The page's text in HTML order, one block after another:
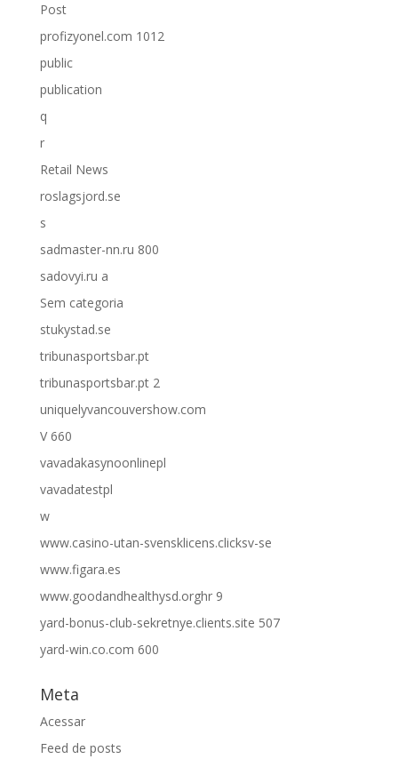
Post
profizyonel.com 1012
public
publication
q
r
Retail News
roslagsjord.se
s
sadmaster-nn.ru 800
sadovyi.ru a
Sem categoria
stukystad.se
tribunasportsbar.pt
tribunasportsbar.pt 2
uniquelyvancouvershow.com
V 660
vavadakasynoonlinepl
vavadatestpl
w
www.casino-utan-svensklicens.clicksv-se
www.figara.es
www.goodandhealthysd.orghr 9
yard-bonus-club-sekretnye.clients.site 507
yard-win.co.com 600
Meta
Acessar
Feed de posts